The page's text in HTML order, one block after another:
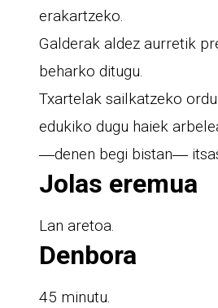
erakartzeko.
Galderak aldez aurretik
beharko ditugu.
Txartelak sailkatzeko
edukiko dugu haiek
―denen begi bistan―
Jolas eremua
Lan aretoa.
Denbora
45 minutu.